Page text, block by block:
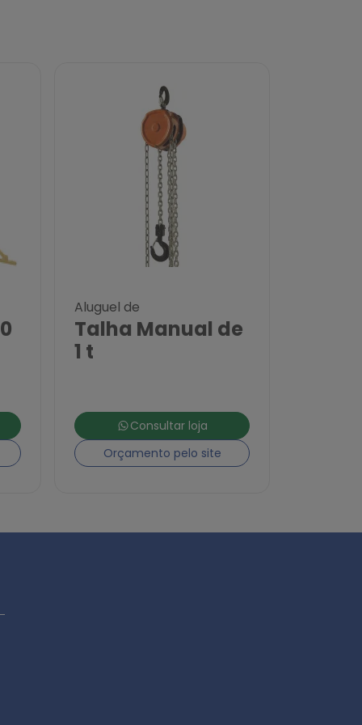
Aluguel de
Talha Manual de
1 t
Consultar loja
Orçamento pelo site